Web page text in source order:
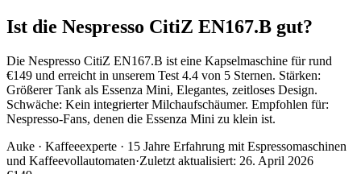
Ist die Nespresso CitiZ EN167.B gut?
Die Nespresso CitiZ EN167.B ist eine Kapselmaschine für rund
€149 und erreicht in unserem Test 4.4 von 5 Sternen. Stärken:
Größerer Tank als Essenza Mini, Elegantes, zeitloses Design.
Schwäche: Kein integrierter Milchaufschäumer. Empfohlen für:
Nespresso-Fans, denen die Essenza Mini zu klein ist.
Auke · Kaffeeexperte · 15 Jahre Erfahrung mit Espressomaschinen
und Kaffeevollautomaten·Zuletzt aktualisiert: 26. April 2026